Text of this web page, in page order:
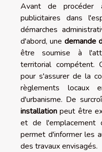
Avant de procéder
publicitaires dans
démarches
d'abord, une demande
être soumise à
territorial compétent.
pour s'assurer de la
règlements locaux
d'urbanisme. De
installation peut être
et de l'emplacement
permet d'informer les
des travaux envisagés.